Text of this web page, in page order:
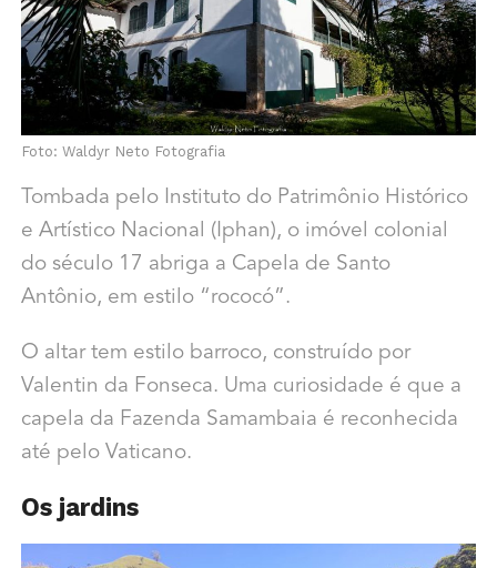
Foto: Waldyr Neto Fotografia
Tombada pelo Instituto do Patrimônio Histórico
e Artístico Nacional (Iphan), o imóvel colonial
do século 17 abriga a Capela de Santo
Antônio, em estilo “rococó”.
O altar tem estilo barroco, construído por
Valentin da Fonseca. Uma curiosidade é que a
capela da Fazenda Samambaia é reconhecida
até pelo Vaticano.
Os jardins